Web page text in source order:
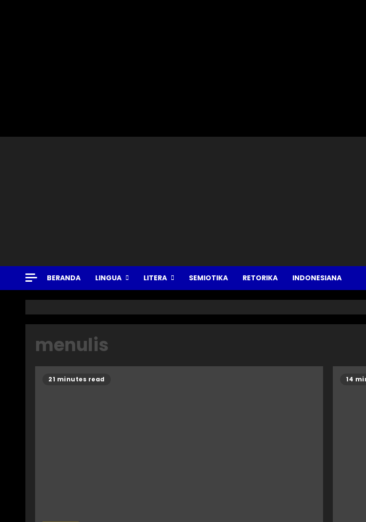
BERANDA LINGUA LITERA SEMIOTIKA RETORIKA INDONESIANA
menulis
21 minutes read 14